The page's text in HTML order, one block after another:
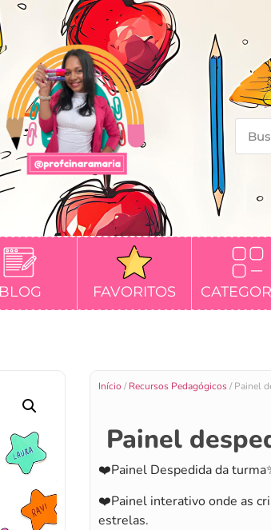
BLOG FAVORITOS
Início /Recursos Pedagógicos/ Painel
Painel
❤️Painel Despedida da
❤️Painel interativo onde as
estrelas.